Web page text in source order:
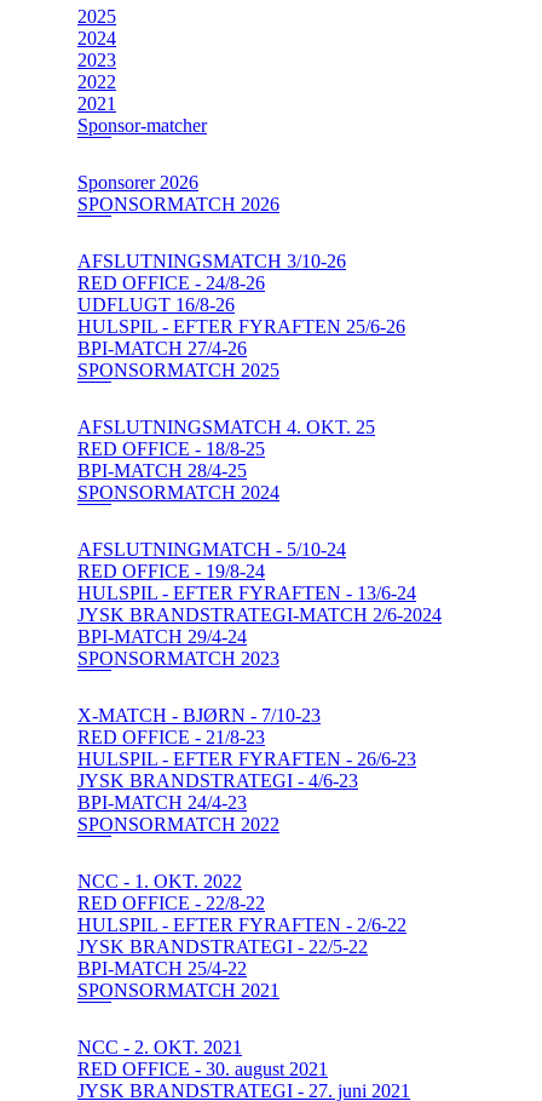
2025
2024
2023
2022
2021
Sponsor-matcher
Sponsorer 2026
SPONSORMATCH 2026
AFSLUTNINGSMATCH 3/10-26
RED OFFICE - 24/8-26
UDFLUGT 16/8-26
HULSPIL - EFTER FYRAFTEN 25/6-26
BPI-MATCH 27/4-26
SPONSORMATCH 2025
AFSLUTNINGSMATCH 4. OKT. 25
RED OFFICE - 18/8-25
BPI-MATCH 28/4-25
SPONSORMATCH 2024
AFSLUTNINGMATCH - 5/10-24
RED OFFICE - 19/8-24
HULSPIL - EFTER FYRAFTEN - 13/6-24
JYSK BRANDSTRATEGI-MATCH 2/6-2024
BPI-MATCH 29/4-24
SPONSORMATCH 2023
X-MATCH - BJØRN - 7/10-23
RED OFFICE - 21/8-23
HULSPIL - EFTER FYRAFTEN - 26/6-23
JYSK BRANDSTRATEGI - 4/6-23
BPI-MATCH 24/4-23
SPONSORMATCH 2022
NCC - 1. OKT. 2022
RED OFFICE - 22/8-22
HULSPIL - EFTER FYRAFTEN - 2/6-22
JYSK BRANDSTRATEGI - 22/5-22
BPI-MATCH 25/4-22
SPONSORMATCH 2021
NCC - 2. OKT. 2021
RED OFFICE - 30. august 2021
JYSK BRANDSTRATEGI - 27. juni 2021